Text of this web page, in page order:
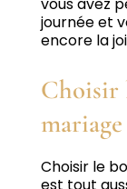
journée et
encore la
Choisir
Choisir le